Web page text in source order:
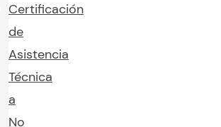
Certificación
de
Asistencia
Técnica
a
No